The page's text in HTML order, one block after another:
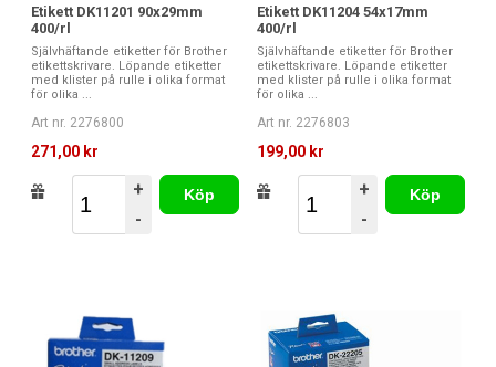
Etikett DK11201 90x29mm
400/rl
Självhäftande etiketter för Brother
etikettskrivare. Löpande etiketter
med klister på rulle i olika format
för olika ...
Art nr. 2276800
271,00 kr
+
-
Köp
Etikett DK11204 54x17mm
400/rl
Självhäftande etiketter för Brother
etikettskrivare. Löpande etiketter
med klister på rulle i olika format
för olika ...
Art nr. 2276803
199,00 kr
+
-
Köp